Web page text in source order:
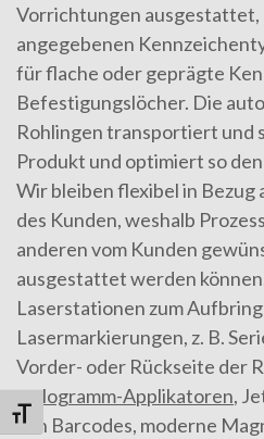
Schrift vergrößern
Vorrichtungen ausgestattet,
angegebenen
für flache oder geprägte
Befestigungslöcher. Die
Rohlingen transportiert und
Produkt und optimiert so
Wir bleiben flexibel in
des Kunden, weshalb
anderen vom Kunden
ausgestattet werden
Laserstationen zum
Lasermarkierungen, z. B.
Vorder- oder Rückseite der
Hologramm-Applikatoren,
von Barcodes, moderne